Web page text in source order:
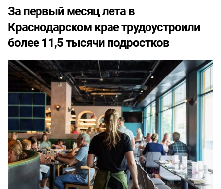
За первый месяц лета в
Краснодарском крае трудоустроили
более 11,5 тысячи подростков